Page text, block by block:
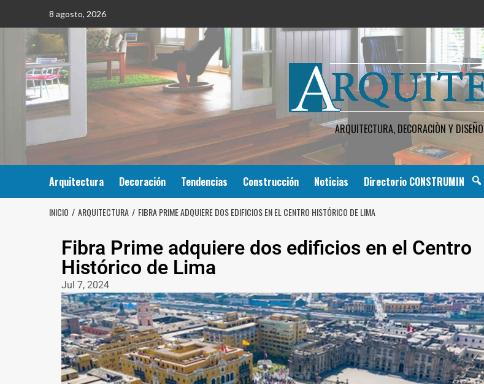
8 agosto, 2026
ARQUITECTURA, DECORACIÒN Y DISEÑO
Arquitectura Decoración Tendencias Construcción Noticias Directorio CONSTRUMIN
INICIO ARQUITECTURA FIBRA PRIME ADQUIERE DOS EDIFICIOS EN EL CENTRO HISTÓRICO DE LIMA
Fibra Prime adquiere dos edificios en el Centro
Histórico de Lima
Jul 7, 2024